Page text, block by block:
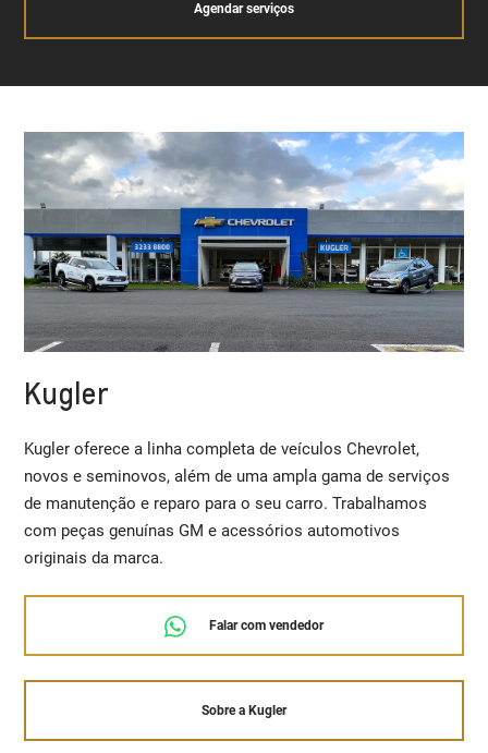
Agendar serviços
Kugler
Kugler oferece a linha completa de veículos Chevrolet,
novos e seminovos, além de uma ampla gama de serviços
de manutenção e reparo para o seu carro. Trabalhamos
com peças genuínas GM e acessórios automotivos
originais da marca.
Falar com vendedor
Sobre a Kugler